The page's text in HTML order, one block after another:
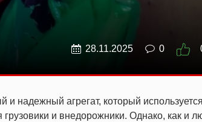
28.11.2025 0
надежный агрегат, который
и внедорожники. Однако, как и